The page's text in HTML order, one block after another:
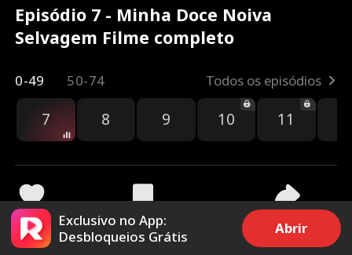
Episódio 7 - Minha Doce Noiva
Selvagem Filme completo
0-49 50-74 Todos os episódios
7 8 9 10 11
882 18.6k Compartilhar
Exclusivo no App:
Desbloqueios Grátis
Abrir